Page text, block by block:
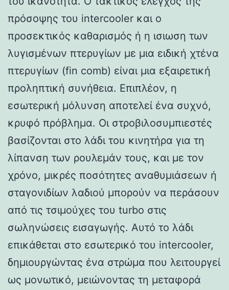
πρόσοψης του intercooler και ο
προσεκτικός καθαρισμός ή η ισιωση των
λυγισμένων πτερυγίων με μια ειδική χτένα
πτερυγίων (fin comb) είναι μια εξαιρετική
προληπτική συνήθεια. Επιπλέον, η
εσωτερική μόλυνση αποτελεί ένα συχνό,
κρυφό πρόβλημα. Οι στροβιλοσυμπιεστές
βασίζονται στο λάδι του κινητήρα για τη
λίπανση των ρουλεμάν τους, και με τον
χρόνο, μικρές ποσότητες αναθυμιάσεων ή
σταγονιδίων λαδιού μπορούν να περάσουν
από τις τσιμούχες του turbo στις
σωληνώσεις εισαγωγής. Αυτό το λάδι
επικάθεται στο εσωτερικό του intercooler,
δημιουργώντας ένα στρώμα που λειτουργεί
ως μονωτικό, μειώνοντας τη μεταφορά